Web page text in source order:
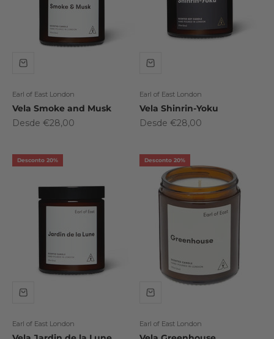
Earl of East London
Vela Smoke and Musk
Preço promocional
Desde €28,00
Earl of East London
Vela Shinrin-Yoku
Preço promocional
Desde €28,00
Desconto 20%
Earl of East London
Desconto 20%
Earl of East London